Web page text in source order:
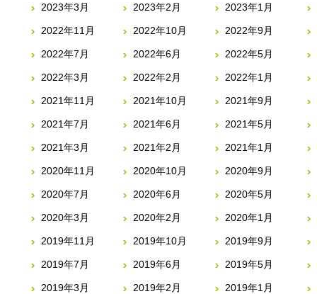
2023年3月 2023年2月 2023年1月
2022年11月 2022年10月 2022年9月
2022年7月 2022年6月 2022年5月
2022年3月 2022年2月 2022年1月
2021年11月 2021年10月 2021年9月
2021年7月 2021年6月 2021年5月
2021年3月 2021年2月 2021年1月
2020年11月 2020年10月 2020年9月
2020年7月 2020年6月 2020年5月
2020年3月 2020年2月 2020年1月
2019年11月 2019年10月 2019年9月
2019年7月 2019年6月 2019年5月
2019年3月 2019年2月 2019年1月